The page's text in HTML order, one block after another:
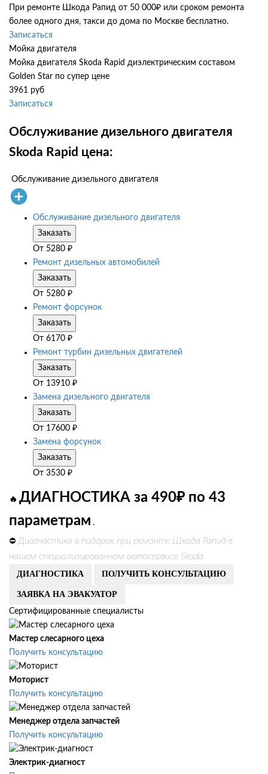
При ремонте Шкода Рапид от 50 000₽ или сроком ремонта
более одного дня, такси до дома по Москве бесплатно.
Записаться
Мойка двигателя
Мойка двигателя Skoda Rapid диэлектрическим составом
Golden Star по супер цене
3961 руб
Записаться
Обслуживание дизельного двигателя
Skoda Rapid цена:
Обслуживание дизельного двигателя
Обслуживание дизельного двигателя
Заказать
От 5280 ₽
Ремонт дизельных автомобилей
Заказать
От 5280 ₽
Ремонт форсунок
Заказать
От 6170 ₽
Ремонт турбин дизельных двигателей
Заказать
От 13910 ₽
Замена дизельного двигателя
Заказать
От 17600 ₽
Замена форсунок
Заказать
От 3530 ₽
🔥 ДИАГНОСТИКА за 490₽ по 43
параметрам .
⛔ Диагностика в подарок при ремонте Шкода Рапид в
нашем специализированном автосервисе Skoda
ДИАГНОСТИКА ПОЛУЧИТЬ КОНСУЛЬТАЦИЮ
ЗАЯВКА НА ЭВАКУАТОР
Сертифицированные специалисты
Мастер слесарного цеха
Получить консультацию
Моторист
Получить консультацию
Менеджер отдела запчастей
Получить консультацию
Электрик-диагност